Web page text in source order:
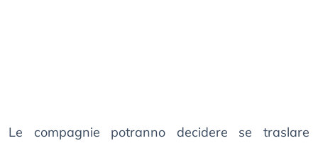
Le compagnie potranno decidere se traslare